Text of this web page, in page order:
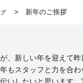
新年のご挨拶
、新しい年を迎えて
もスタッフと力を合
いしたいと思います